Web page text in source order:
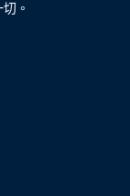
。